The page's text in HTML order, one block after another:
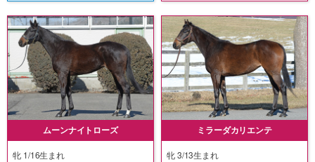
ムーンナイトローズ
牝 1/16生まれ
ミラーダカリエンテ
牝 3/13生まれ